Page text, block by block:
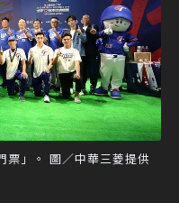
票」。 圖／中華三菱提供